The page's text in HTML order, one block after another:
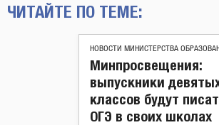
ЧИТАЙТЕ ПО ТЕМЕ:
НОВОСТИ МИНИСТЕРСТВА
Минпросвещения:
выпускники
классов будут
ОГЭ в своих школах